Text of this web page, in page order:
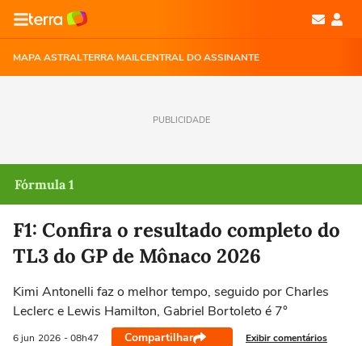
MAPA ASTRALTERRA MAILCENTRAL DO ASSINANTE
PUBLICIDADE
Fórmula 1
F1: Confira o resultado completo do
TL3 do GP de Mônaco 2026
Kimi Antonelli faz o melhor tempo, seguido por Charles
Leclerc e Lewis Hamilton, Gabriel Bortoleto é 7°
6 jun 2026 - 08h47 Compartilhar Exibir comentários